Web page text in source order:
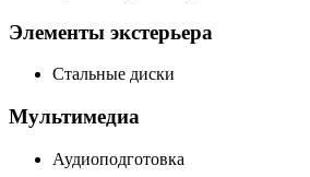
Элементы экстерьера
Стальные диски
Мультимедиа
Аудиоподготовка